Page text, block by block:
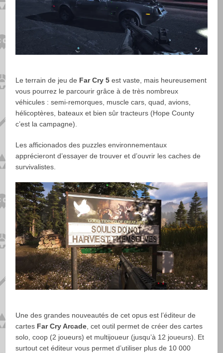
Le terrain de jeu de Far Cry 5 est vaste, mais heureusement
vous pourrez le parcourir grâce à de très nombreux
véhicules : semi-remorques, muscle cars, quad, avions,
hélicoptères, bateaux et bien sûr tracteurs (Hope County
c’est la campagne).
Les afficionados des puzzles environnementaux
apprécieront d’essayer de trouver et d’ouvrir les caches de
survivalistes.
Une des grandes nouveautés de cet opus est l’éditeur de
cartes Far Cry Arcade, cet outil permet de créer des cartes
solo, coop (2 joueurs) et multijoueur (jusqu’à 12 joueurs). Et
surtout cet éditeur vous permet d’utiliser plus de 10 000